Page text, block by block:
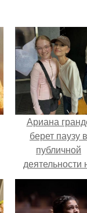
Ариана
берет паузу в
публичной
деятельности
фоне слухов
своем